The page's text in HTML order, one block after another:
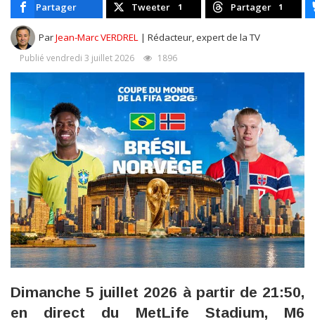
Partager Tweeter 1 Partager 1
ParJean-Marc VERDREL | Rédacteur, expert de la TV
Publié vendredi 3 juillet 2026 1896
Dimanche 5 juillet 2026 à partir de 21:50,
en direct du MetLife Stadium, M6